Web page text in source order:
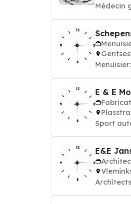
Médecin
E & E
Sport
E&E